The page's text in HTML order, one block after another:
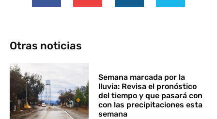
Otras noticias
Semana marcada por la
lluvia: Revisa el pronóstico
del tiempo y que pasará con
con las precipitaciones esta
semana